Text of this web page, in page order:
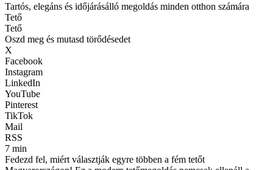
Tartós, elegáns és időjárásálló megoldás minden otthon számára
Tető
Tető
Oszd meg és mutasd törődésedet
X
Facebook
Instagram
LinkedIn
YouTube
Pinterest
TikTok
Mail
RSS
7 min
Fedezd fel, miért választják egyre többen a fém tetőt